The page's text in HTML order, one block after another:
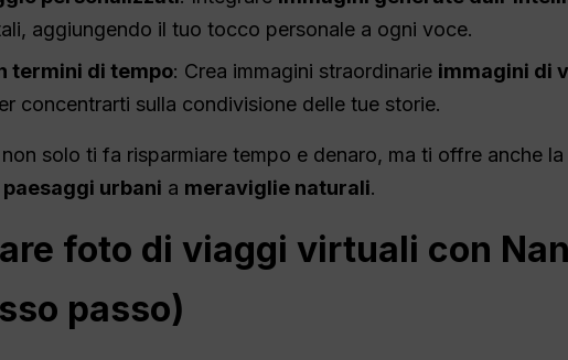
aggiungendo il tuo tocco personale a ogni voce.
termini di tempo: Crea immagini straordinarie immagini di
concentrarti sulla condivisione delle tue storie.
solo ti fa risparmiare tempo e denaro, ma ti offre anche
paesaggi urbani a meraviglie naturali.
foto di viaggi virtuali con
passo)